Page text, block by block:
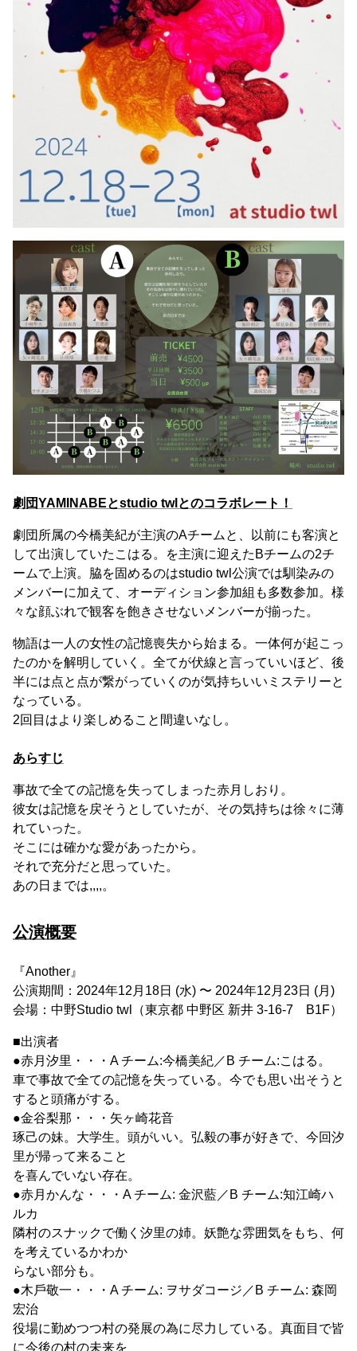
劇団YAMINABEとstudio twlとのコラボレート！
劇団所属の今橋美紀が主演のAチームと、以前にも客演と
して出演していたこはる。を主演に迎えたBチームの2チ
ームで上演。脇を固めるのはstudio twl公演では馴染みの
メンバーに加えて、オーディション参加組も多数参加。様
々な顔ぶれで観客を飽きさせないメンバーが揃った。
物語は一人の女性の記憶喪失から始まる。一体何が起こっ
たのかを解明していく。全てが伏線と言っていいほど、後
半には点と点が繋がっていくのが気持ちいいミステリーと
なっている。
2回目はより楽しめること間違いなし。
あらすじ
事故で全ての記憶を失ってしまった赤月しおり。
彼女は記憶を戻そうとしていたが、その気持ちは徐々に薄
れていった。
そこには確かな愛があったから。
それで充分だと思っていた。
あの日までは,,,,。
公演概要
『Another』
公演期間：2024年12月18日 (水) 〜 2024年12月23日 (月)
会場：中野Studio twl（東京都 中野区 新井 3-16-7 B1F）
■出演者
●赤月汐里・・・A チーム:今橋美紀／B チーム:こはる。
車で事故で全ての記憶を失っている。今でも思い出そうと
すると頭痛がする。
●金谷梨那・・・⽮ヶ崎花⾳
琢己の妹。大学生。頭がいい。弘毅の事が好きで、今回汐
里が帰って来ること
を喜んでいない存在。
●⾚⽉かんな・・・A チーム: ⾦沢藍／B チーム:知江崎ハ
ルカ
隣村のスナックで働く汐里の姉。妖艶な雰囲気をもち、何
を考えているかわか
らない部分も。
●⽊⼾敬⼀・・・A チーム: ヲサダコージ／B チーム: 森岡
宏治
役場に勤めつつ村の発展の為に尽力している。真面目で皆
に今後の村の未来を